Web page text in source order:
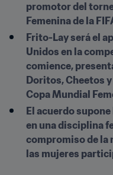
promotor del
Femenina de la
Frito-Lay será el
Unidos en la
comience,
Doritos, Cheetos
Copa Mundial
El acuerdo
en una disciplina
compromiso de la
las mujeres